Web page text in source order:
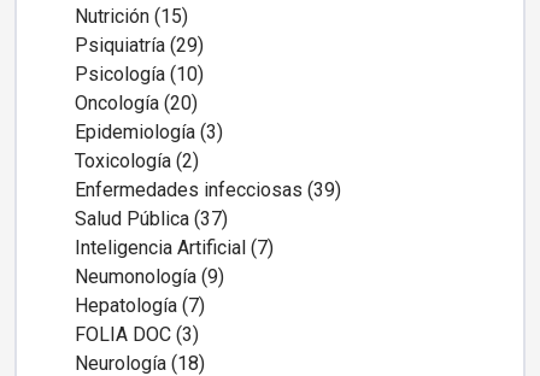
Nutrición (15)
Psiquiatría (29)
Psicología (10)
Oncología (20)
Epidemiología (3)
Toxicología (2)
Enfermedades infecciosas (39)
Salud Pública (37)
Inteligencia Artificial (7)
Neumonología (9)
Hepatología (7)
FOLIA DOC (3)
Neurología (18)